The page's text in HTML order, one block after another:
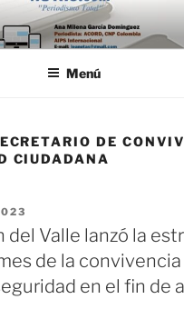
Menú
DE
CIUDADANA
del Valle lanzó la
de la convivencia
en el fin de